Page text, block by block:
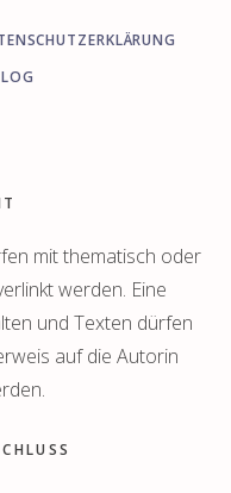
mit thematisch oder
werden. Eine
und Texten dürfen
auf die Autorin